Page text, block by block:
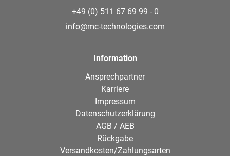
+49 (0) 511 67 69 99 - 0
info@mc-technologies.com
Information
Ansprechpartner
Karriere
Impressum
Datenschutzerklärung
AGB / AEB
Rückgabe
Versandkosten/Zahlungsarten